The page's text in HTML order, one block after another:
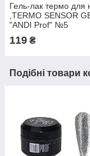
Гель-лак термо для
,TERMO SENSOR
"ANDI Prof" №5
119 ₴
Подібні товари